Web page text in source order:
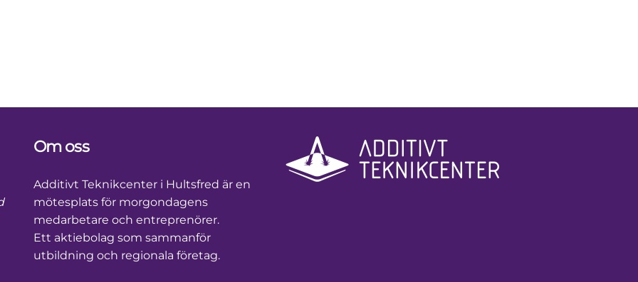
Om oss
Additivt Teknikcenter i Hultsfred är en
mötesplats för morgondagens
medarbetare och entreprenörer.
Ett aktiebolag som sammanför
utbildning och regionala företag.